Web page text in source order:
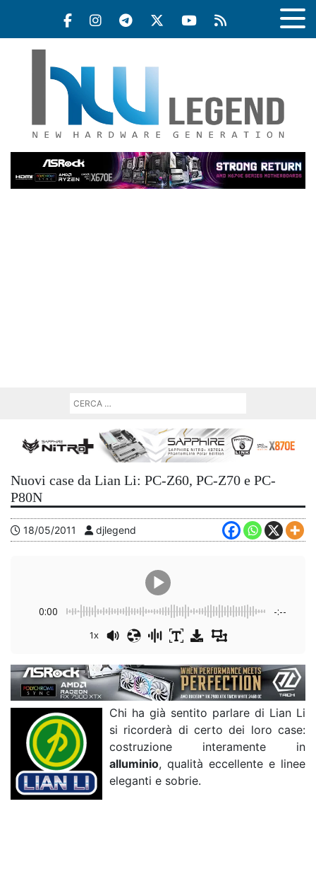
Nuovi case da Lian Li: PC-Z60, PC-Z70 e PC-
P80N
18/05/2011 djlegend
0:00 -:--
1x
Chi ha già sentito parlare di Lian Li
si ricorderà di certo dei loro case:
costruzione interamente in
alluminio, qualità eccellente e linee
eleganti e sobrie.